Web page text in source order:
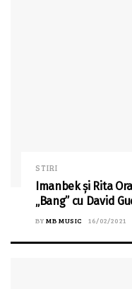
STIRI
Imanbek și Rita
„Bang” cu David
BY MB MUSIC 16/02/2021